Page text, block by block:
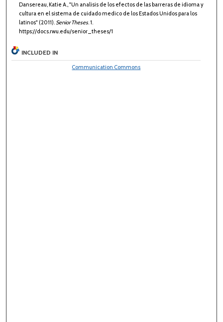
Dansereau, Katie A., "Un analisis de los efectos de las barreras de idioma y
cultura en el sistema de cuidado medico de los Estados Unidos para los
latinos" (2011).Senior Theses. 1.
https://docs.rwu.edu/senior_theses/1
INCLUDED IN
Communication Commons